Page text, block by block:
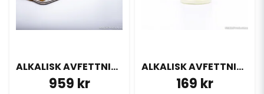
ALKALISK AVFETTNING & UNDERREDSTVÄTT
959 kr
ALKALISK AVFETTNING 500ML
169 kr